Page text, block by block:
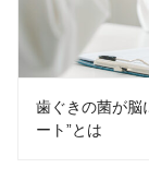
歯ぐきの菌が脳
ート”とは